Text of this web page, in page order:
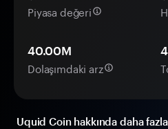
Piyasa değeri
40.00M
Dolaşımdaki arz
Uquid Coin hakkında daha